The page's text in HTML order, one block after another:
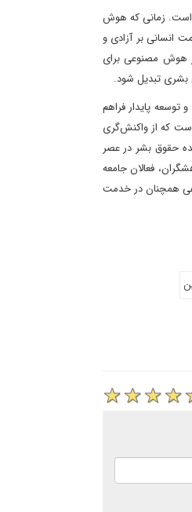
است. زمانی که هوش
انسانی بر آزادی و
از هوش مصنوعی برای
بشری تبدیل شود.
پایدار فراهم
که از واکنش‌گری
حقوق بشر در عصر
فعالان جامعه
همچنان در خدمت